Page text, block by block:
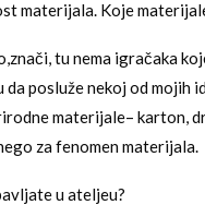
materijala. Koje
tu nema igračaka
posluže nekoj od mojih
materijale– karton,
za fenomen materijala.
u ateljeu?